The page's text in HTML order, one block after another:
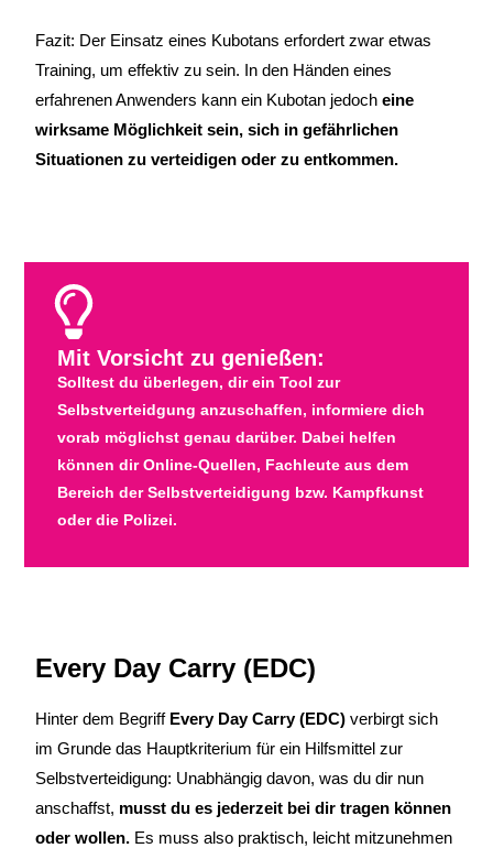
Fazit: Der Einsatz eines Kubotans erfordert zwar etwas
Training, um effektiv zu sein. In den Händen eines
erfahrenen Anwenders kann ein Kubotan jedocheine
wirksame Möglichkeit sein, sich in gefährlichen
Situationen zu verteidigen oder zu entkommen.
Mit Vorsicht zu genießen:
Solltest du überlegen, dir ein Tool zur
Selbstverteidgung anzuschaffen, informiere dich
vorab möglichst genau darüber. Dabei helfen
können dir Online-Quellen, Fachleute aus dem
Bereich der Selbstverteidigung bzw. Kampfkunst
oder die Polizei.
Every Day Carry (EDC)
Hinter dem Begriff Every Day Carry (EDC)verbirgt sich
im Grunde das Hauptkriterium für ein Hilfsmittel zur
Selbstverteidigung: Unabhängig davon, was du dir nun
anschaffst, musst du es jederzeit bei dir tragen können
oder wollen. Es muss also praktisch, leicht mitzunehmen